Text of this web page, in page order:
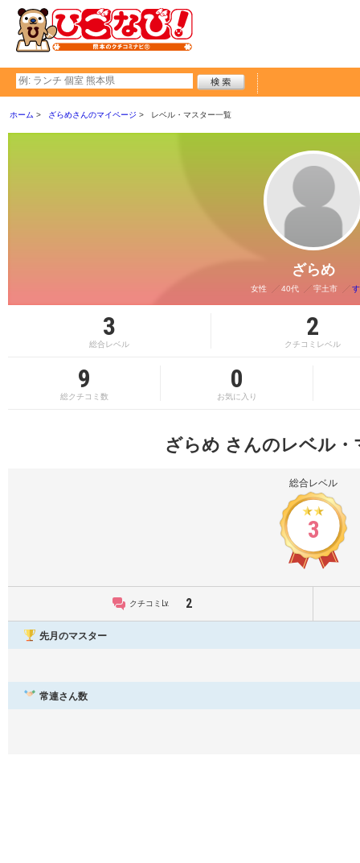
ホーム ざらめさんのマイページ レベル・マスター一覧
ざらめ
女性 40代 宇土市
3
総合レベル
2
クチコミレベル
9
総クチコミ数
0
お気に入り
ざらめ さんのレベル・
総合レベル
3
クチコミLv. 2
先月のマスター
常連さん数